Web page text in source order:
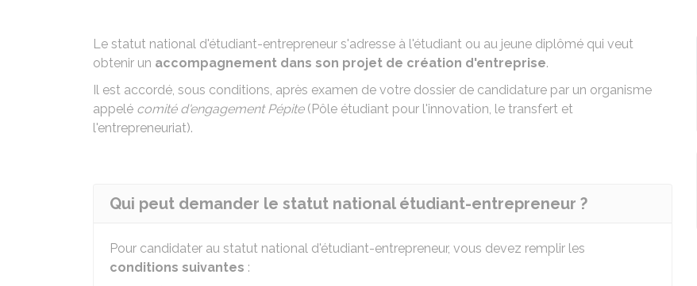
Le statut national d'étudiant-entrepreneur s'adresse à l'étudiant ou au jeune diplômé qui veut
obtenir un accompagnement dans son projet de création d'entreprise.
Il est accordé, sous conditions, après examen de votre dossier de candidature par un organisme
appelé comité d'engagement Pépite(Pôle étudiant pour l'innovation, le transfert et
l'entrepreneuriat).
Qui peut demander le statut national étudiant-entrepreneur ?
Pour candidater au statut national d'étudiant-entrepreneur, vous devez remplir les
conditions suivantes :